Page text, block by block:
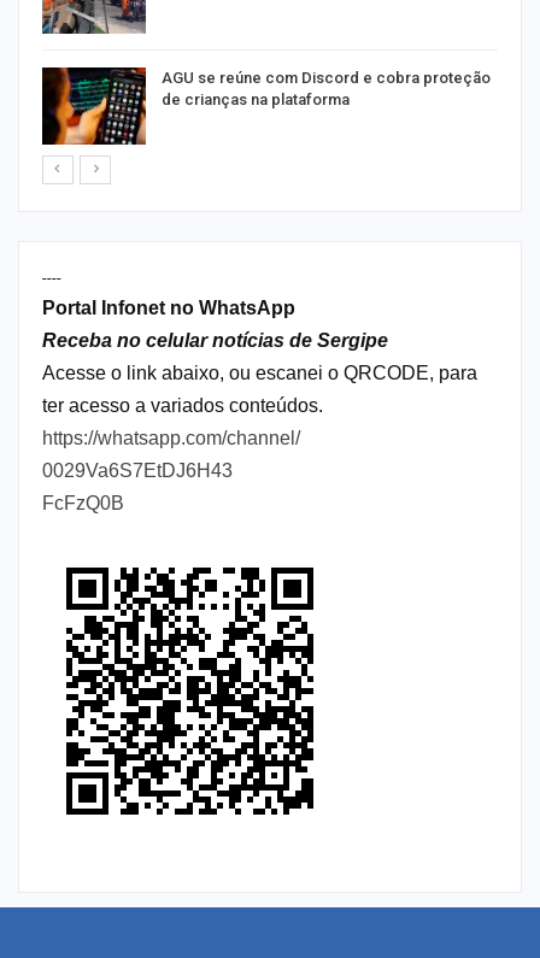
AGU se reúne com Discord e cobra proteção
de crianças na plataforma
----
Portal Infonet no WhatsApp
Receba no celular notícias de Sergipe
Acesse o link abaixo, ou escanei o QRCODE, para
ter acesso a variados conteúdos.
https://whatsapp.com/channel/
0029Va6S7EtDJ6H43
FcFzQ0B